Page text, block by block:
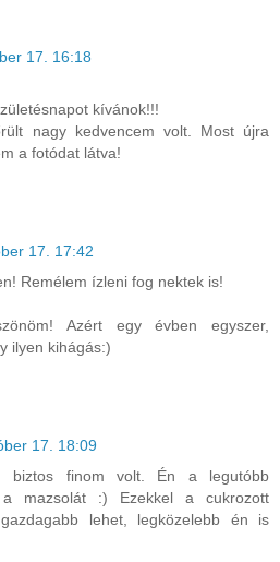
17. 16:18
kívánok!!!
nagy kedvencem volt. Most újra
a fotódat látva!
17. 17:42
Remélem ízleni fog nektek is!
Azért egy évben egyszer,
ilyen kihágás:)
17. 18:09
biztos finom volt. Én a legutóbb
a mazsolát :) Ezekkel a cukrozott
gazdagabb lehet, legközelebb én is